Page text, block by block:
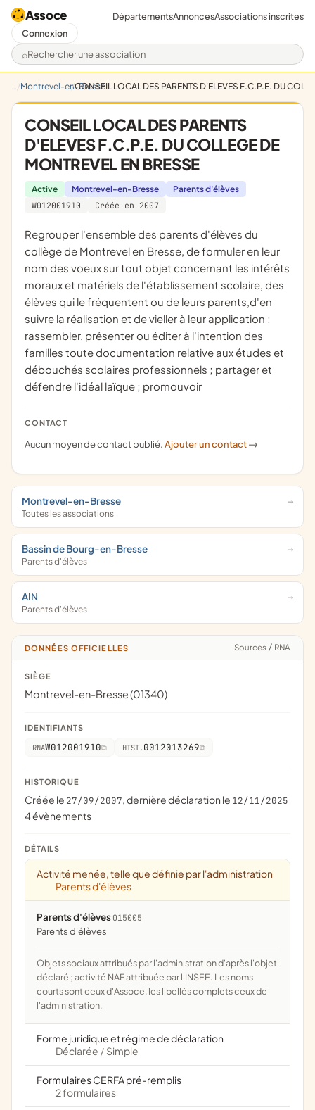
Assoce
Rechercher une association
DépartementsAnnoncesAssociations inscrites
Connexion
Montrevel-en-BresseCONSEIL LOCAL DES PARENTS D'ELEVES F.C.P.E. DU
CONSEIL LOCAL DES PARENTS
D'ELEVES F.C.P.E. DU COLLEGE DE
MONTREVEL EN BRESSE
Active Montrevel-en-Bresse
Parents d'élèves
W012001910
Créée en 2007
regrouper l'ensemble des parents d'élèves du
collège de Montrevel en Bresse, de formuler en leur
nom des voeux sur tout objet concernant les intérêts
moraux et matériels de l'établissement scolaire, des
élèves qui le fréquentent ou de leurs parents,d'en
suivre la réalisation et de vieller à leur application ;
rassembler, présenter ou éditer à l'intention des
familles toute documentation relative aux études et
débouchés scolaires professionnels ; partager et
défendre l'idéal laïque ; promouvoir
CONTACT
Aucun moyen de contact publié.Ajouter un contact ->
Montrevel-en-Bresse
Toutes les associations
Bassin de Bourg-en-Bresse
Parents d'élèves
AIN
Parents d'élèves
DONNÉES OFFICIELLES Sources / RNA
SIÈGE
Montrevel-en-Bresse (01340)
IDENTIFIANTS
RNAW012001910 HIST. 0012013269
HISTORIQUE
Créée le 27/09/2007, dernière déclaration le 12/11/2025
4 évènements
DÉTAILS
Activité menée, telle que définie par l'administration
Parents d'élèves
Parents d'élèves 015005
parents d'élèves
Objets sociaux attribués par l'administration d'après l'objet
déclaré ; activité NAF attribuée par l'INSEE. Les noms
courts sont ceux d'Assoce, les libellés complets ceux de
l'administration.
Forme juridique et régime de déclaration
Déclarée / Simple
Formulaires CERFA pré-remplis
2 formulaires